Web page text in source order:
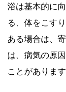
浴は基本的に
る、体をこす
ある場合は、
は、病気の原
ことがあります